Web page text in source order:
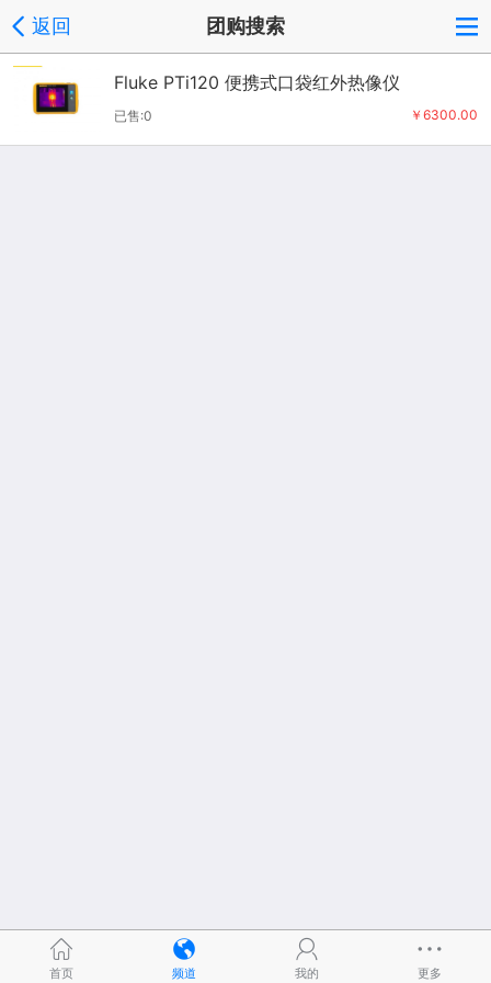
返回 团购搜索
Fluke PTi120 便携式口袋红外热像仪
￥6300.00
已售:0
首页 频道 我的 更多